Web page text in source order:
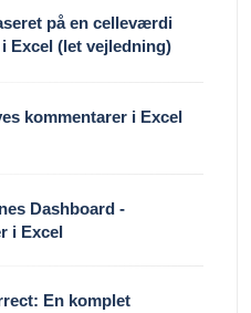
på en celleværdi
Excel (let vejledning)
kommentarer i Excel
Dashboard -
i Excel
En komplet